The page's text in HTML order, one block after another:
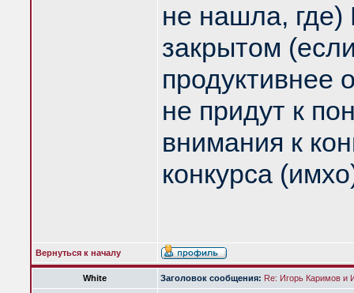
не нашла, где)
закрытом
продуктивнее
не придут к
внимания к
конкурса
Вернуться к началу
White Заголовок сообщения: Re: Игорь Каримов и